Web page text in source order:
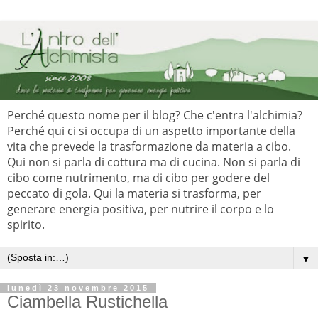
Perché questo nome per il blog? Che c'entra l'alchimia?
Perché qui ci si occupa di un aspetto importante della
vita che prevede la trasformazione da materia a cibo.
Qui non si parla di cottura ma di cucina. Non si parla di
cibo come nutrimento, ma di cibo per godere del
peccato di gola. Qui la materia si trasforma, per
generare energia positiva, per nutrire il corpo e lo
spirito.
▼
lunedì 23 novembre 2015
Ciambella Rustichella